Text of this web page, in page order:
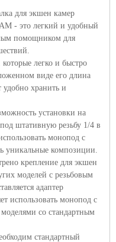
для экшен камер
- это легкий и удобный
помощником для
легко и быстро
виде его длина
удобно хранить и
установки на
штативную резьбу 1/4 в
монопод с
уникальные композиции.
крепление для экшен
моделей с резьбовым
адаптер
использовать монопод с
со стандартным
стандартный